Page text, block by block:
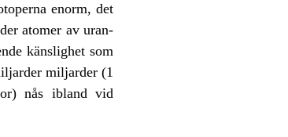
enorm, det
atomer av uran-
känslighet som
miljarder (1
nås ibland vid